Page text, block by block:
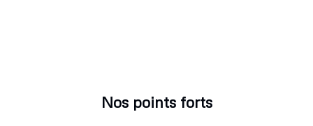
Nos points forts